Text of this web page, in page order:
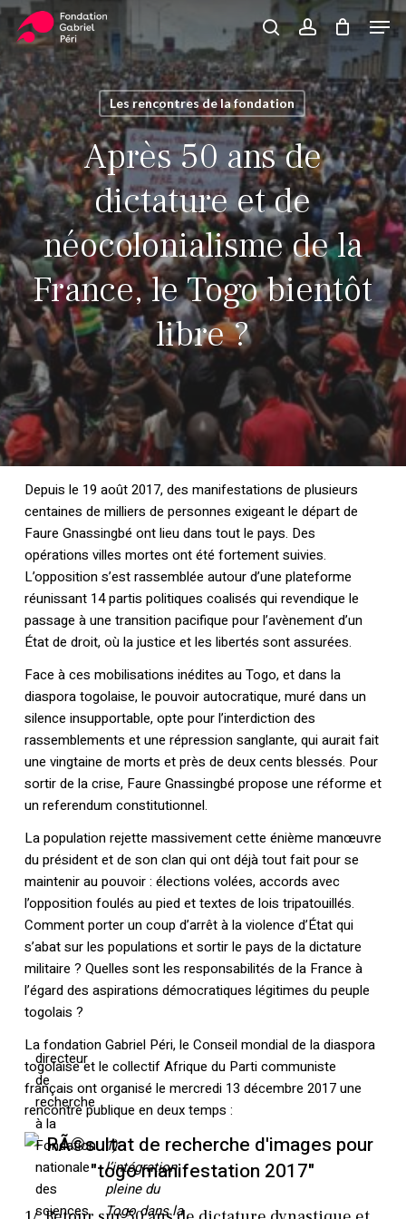
Skip
main
content
searchaccount
Panier Close
Cart
Les rencontres de la fondation
Après 50 ans de
dictature et de
néocolonialisme de la
France, le Togo bientôt
libre ?
Depuis le 19 août 2017, des manifestations de plusieurs
centaines de milliers de personnes exigeant le départ de
Faure Gnassingbé ont lieu dans tout le pays. Des
opérations villes mortes ont été fortement suivies.
L’opposition s’est rassemblée autour d’une plateforme
réunissant 14 partis politiques coalisés qui revendique le
passage à une transition pacifique pour l’avènement d’un
État de droit, où la justice et les libertés sont assurées.
Face à ces mobilisations inédites au Togo, et dans la
diaspora togolaise, le pouvoir autocratique, muré dans un
silence insupportable, opte pour l’interdiction des
rassemblements et une répression sanglante, qui aurait fait
une vingtaine de morts et près de deux cents blessés. Pour
sortir de la crise, Faure Gnassingbé propose une réforme et
un referendum constitutionnel.
La population rejette massivement cette énième manœuvre
du président et de son clan qui ont déjà tout fait pour se
maintenir au pouvoir : élections volées, accords avec
l’opposition foulés au pied et textes de lois tripatouillés.
Comment porter un coup d’arrêt à la violence d’État qui
s’abat sur les populations et sortir le pays de la dictature
militaire ? Quelles sont les responsabilités de la France à
l’égard des aspirations démocratiques légitimes du peuple
togolais ?
La fondation Gabriel Péri, le Conseil mondial de la diaspora
togolaise et le collectif Afrique du Parti communiste
français ont organisé le mercredi 13 décembre 2017 une
rencontre publique en deux temps :
directeur
de
recherche
à la
Fondation
nationale
des
sciences
1)
l’intégration
pleine du
Togo dans la
Close
Menu